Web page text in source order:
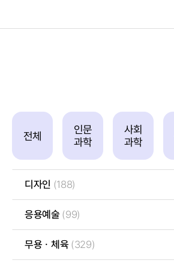
전체
인문
과학
사회
과학
디자인 (188)
응용예술 (99)
무용ㆍ체육 (329)